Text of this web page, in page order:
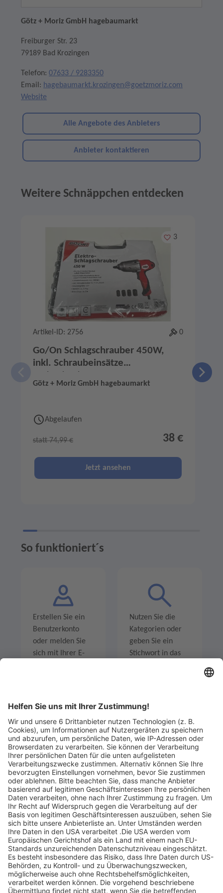
Götz + Moriz GmbH hagebaumarkt
Freiburger Str. 23
79189 Bad Krozingen
Telefon: 07633 / 9283350
Email: hagebaumarkt.krozingen@goetzmoriz.com
Website
Alle Angebote des Anbieters
Anbieter kontaktieren
Weitere Schnäppchen entdecken
Merken
3
Artikel-ID: 2756 0
Go/On Schlagschrauber 450W,
inkl. Schraubeinsätze
Götz + Moriz GmbH hagebaumarkt
Abgelaufen
statt 74,99 € 38 €
Jetzt ansehen
So funktioniert´s
Erstellen Sie ein
Benutzerkonto
oder melden Sie
sich mit Ihrer E-
Nutzen Sie die
Kategorien oder
geben Sie ein
Stichwort in das
Legen Sie zum
Mitbieten eine
Höchstgrenze für
Ihr Gebot fest. Ein
automatischer
Bietagent bietet
für Sie bis zum
Höchstgebot.
Sind Sie am Ende
der
Höchstbietende,
werden Sie per E-
Mail informiert
und erhalten nach
Zahlungseingang
ein Zertifikat zum
Einlösen des
Angebots.